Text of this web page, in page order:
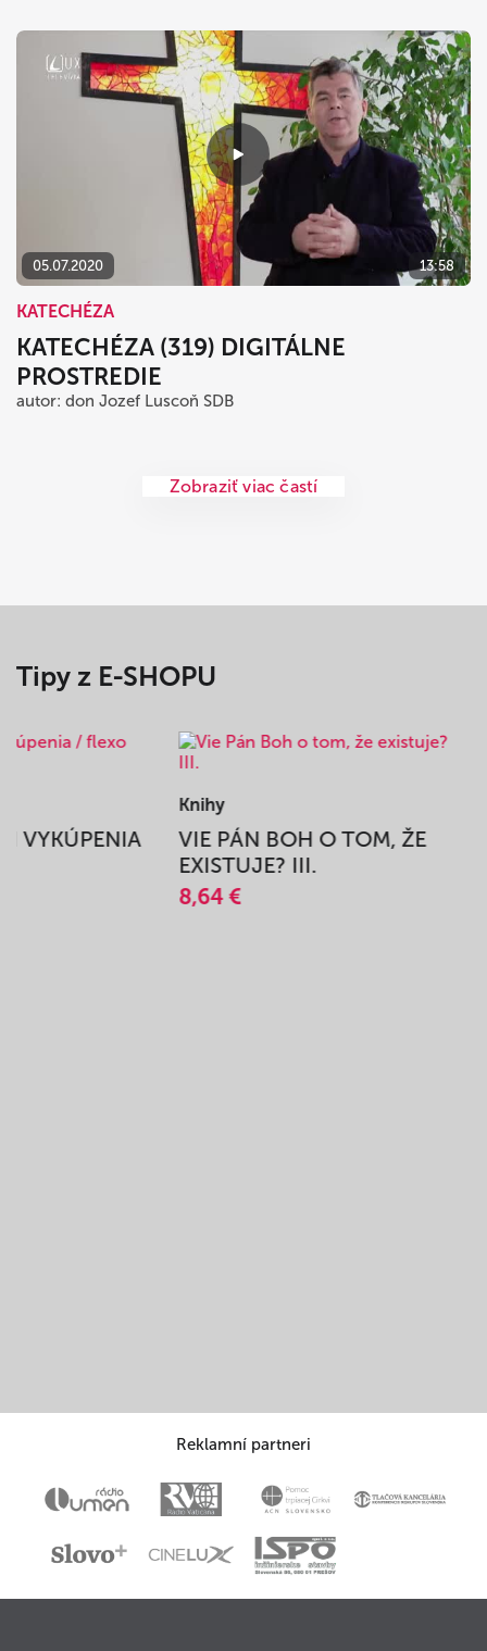
05.07.2020 13:58
KATECHÉZA
KATECHÉZA (319) DIGITÁLNE
PROSTREDIE
autor: don Jozef Luscoň SDB
Zobraziť viac častí
Tipy z E-SHOPU
VYKÚPENIA
Knihy
VIE PÁN BOH O TOM, ŽE
EXISTUJE? III.
8,64 €
Reklamní partneri